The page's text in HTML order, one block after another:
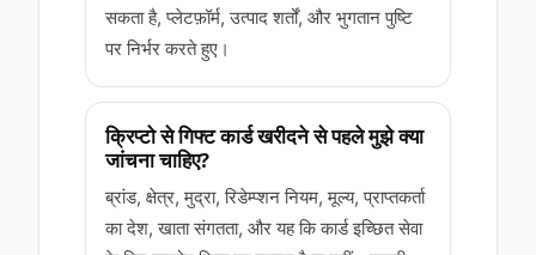
सकता है, प्लेटफ़ॉर्म, उत्पाद शर्तों, और भुगतान पुष्टि
पर निर्भर करते हुए।
क्रिप्टो से गिफ्ट कार्ड खरीदने से पहले मुझे क्या
जांचना चाहिए?
ब्रांड, क्षेत्र, मुद्रा, रिडेम्प्शन नियम, मूल्य, प्राप्तकर्ता
का देश, खाता संगतता, और यह कि कार्ड इच्छित सेवा